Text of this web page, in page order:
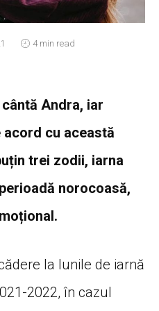
4 min read
Andra, iar
cu această
trei zodii, iarna
norocoasă,
la lunile de iarnă
2022, în cazul